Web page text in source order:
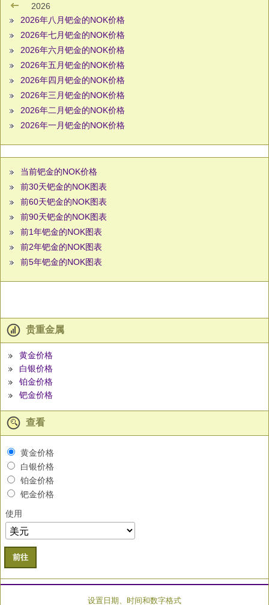
2026
2026年八月钯金的NOK价格
2026年七月钯金的NOK价格
2026年六月钯金的NOK价格
2026年五月钯金的NOK价格
2026年四月钯金的NOK价格
2026年三月钯金的NOK价格
2026年二月钯金的NOK价格
2026年一月钯金的NOK价格
当前钯金的NOK价格
前30天钯金的NOK图表
前60天钯金的NOK图表
前90天钯金的NOK图表
前1年钯金的NOK图表
前2年钯金的NOK图表
前5年钯金的NOK图表
贵重金属
黄金价格
白银价格
铂金价格
钯金价格
查看
黄金价格
白银价格
铂金价格
钯金价格
使用
前往
设置日期、时间和数字格式